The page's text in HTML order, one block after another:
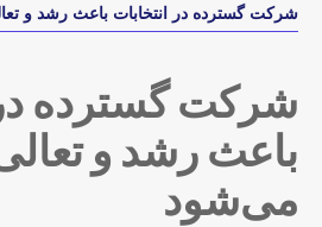
شرکت گسترده در انتخابات باعث رشد و
شرکت گسترده در
باعث رشد و
می‌شود